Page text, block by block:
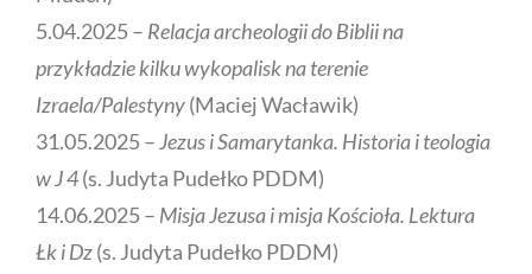
5.04.2025– Relacja archeologii do Biblii na
przykładzie kilku wykopalisk na terenie
Izraela/Palestyny(Maciej Wacławik)
31.05.2025 –Jezus i Samarytanka. Historia i teologia
w J 4(s. Judyta Pudełko PDDM)
14.06.2025 – Misja Jezusa i misja Kościoła. Lektura
Łk i Dz(s. Judyta Pudełko PDDM)